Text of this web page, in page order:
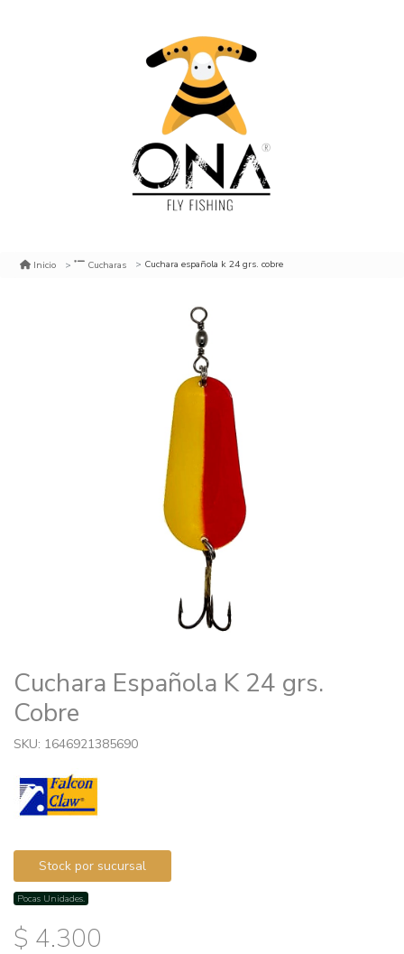
Inicio Cucharas Cuchara española k 24 grs. cobre
Cuchara Española K 24 grs.
Cobre
SKU: 1646921385690
Stock por sucursal
Pocas Unidades.
$ 4.300